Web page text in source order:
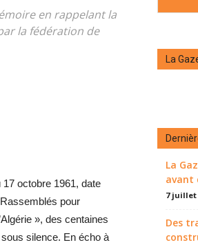
en rappelant la
la fédération de
octobre 1961, date
pour
», des centaines
­silence. En écho à
La
La
avant
7 juillet
Des